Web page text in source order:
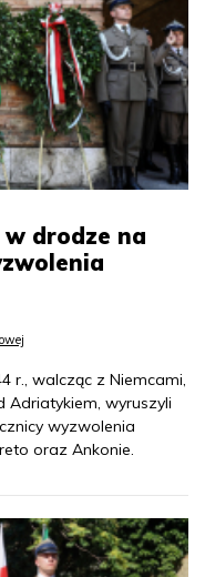
drodze na
r., walcząc z Niemcami,
Adriatykiem, wyruszyli
wyzwolenia
oraz Ankonie.